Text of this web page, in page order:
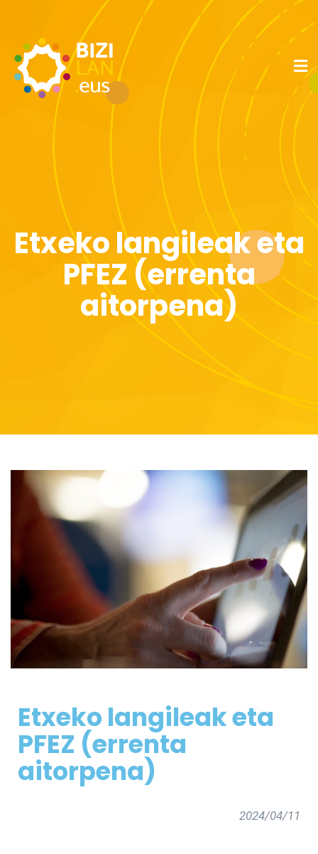
Etxeko langileak eta
PFEZ (errenta
aitorpena)
Etxeko langileak eta
PFEZ (errenta
aitorpena)
2024/04/11